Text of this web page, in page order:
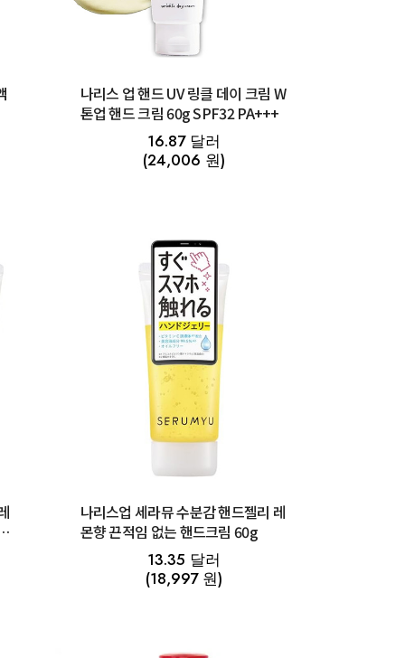
나리스 업 핸드 UV 링클 데이 크림 W
톤업 핸드 크림 60g SPF32 PA+++
16.87 달러
(24,006 원)
나리스업 세라뮤 수분감 핸드젤리 레
몬향 끈적임 없는 핸드크림 60g
13.35 달러
(18,997 원)